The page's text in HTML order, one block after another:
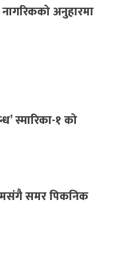
अनुहारमा
स्मारिका-१ को
समर पिकनिक